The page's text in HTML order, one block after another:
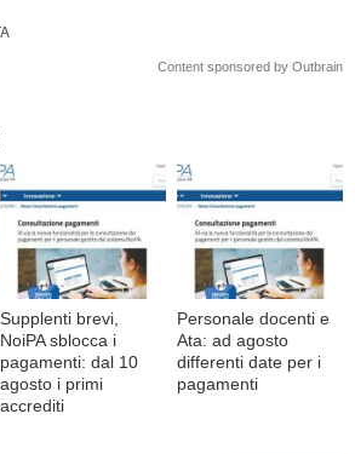
Content sponsored by Outbrain
Supplenti brevi,
NoiPA sblocca i
pagamenti: dal 10
agosto i primi
accrediti
Personale docenti e
Ata: ad agosto
differenti date per i
pagamenti